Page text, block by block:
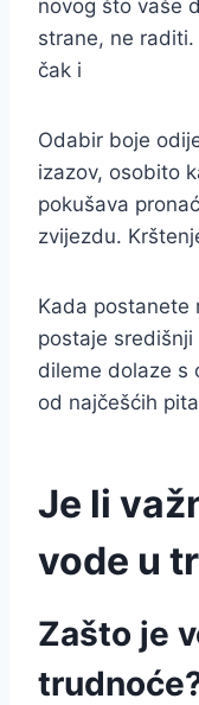
novog što vaše
strane, ne
čak i
Odabir boje
izazov, osobito
pokušava
zvijezdu.
Kada postanete
postaje
dileme dolaze s
od najčešćih
Je li
vode u
Zašto je